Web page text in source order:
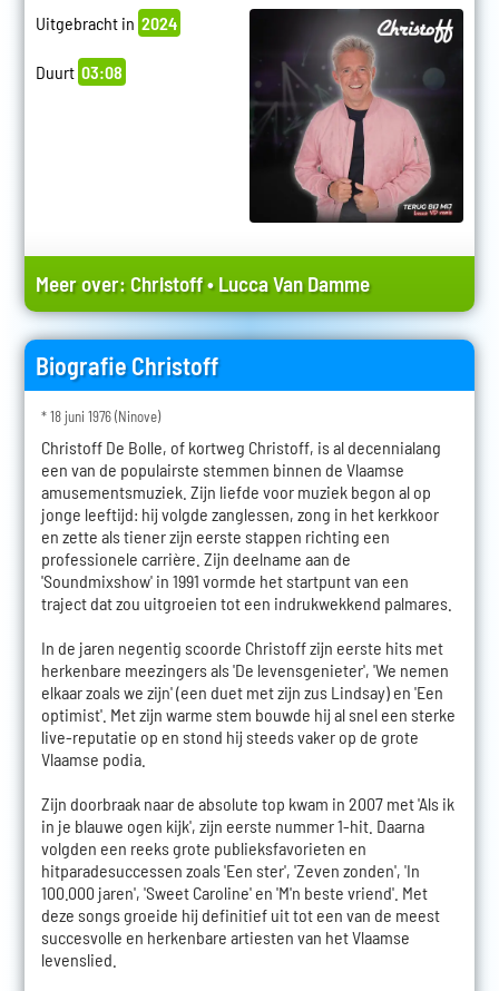
Uitgebracht in 2024
Duurt 03:08
Meer over: Christoff•Lucca Van Damme
Biografie Christoff
* 18 juni 1976 (Ninove)
Christoff De Bolle, of kortweg Christoff, is al decennialang
een van de populairste stemmen binnen de Vlaamse
amusementsmuziek. Zijn liefde voor muziek begon al op
jonge leeftijd: hij volgde zanglessen, zong in het kerkkoor
en zette als tiener zijn eerste stappen richting een
professionele carrière. Zijn deelname aan de
'Soundmixshow' in 1991 vormde het startpunt van een
traject dat zou uitgroeien tot een indrukwekkend palmares.
In de jaren negentig scoorde Christoff zijn eerste hits met
herkenbare meezingers als 'De levensgenieter', 'We nemen
elkaar zoals we zijn' (een duet met zijn zus Lindsay) en 'Een
optimist'. Met zijn warme stem bouwde hij al snel een sterke
live-reputatie op en stond hij steeds vaker op de grote
Vlaamse podia.
Zijn doorbraak naar de absolute top kwam in 2007 met 'Als ik
in je blauwe ogen kijk', zijn eerste nummer 1-hit. Daarna
volgden een reeks grote publieksfavorieten en
hitparadesuccessen zoals 'Een ster', 'Zeven zonden', 'In
100.000 jaren', 'Sweet Caroline' en 'M'n beste vriend'. Met
deze songs groeide hij definitief uit tot een van de meest
succesvolle en herkenbare artiesten van het Vlaamse
levenslied.